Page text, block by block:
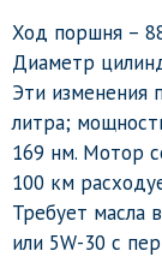
Ход поршня –
Диаметр
Эти изменения
литра;
169 нм. Мотор
100 км
Требует масла
или 5W-30 с